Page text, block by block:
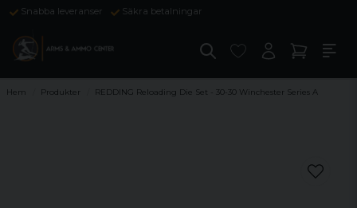
Snabba leveranser Säkra betalningar
Hem Produkter REDDING Reloading Die Set - 30-30 Winchester Series A